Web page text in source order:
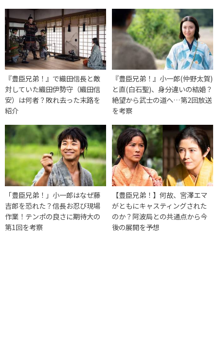
『豊臣兄弟！』で織田信長と敵
対していた織田伊勢守（織田信
安）は何者？敗れ去った末路を
紹介
『豊臣兄弟！』小一郎(仲野太賀)
と直(白石聖)、身分違いの結婚？
絶望から武士の道へ…第2回放送
を考察
「豊臣兄弟！」小一郎はなぜ藤
吉郎を恐れた？信長お忍び現場
作業！テンポの良さに期待大の
第1回を考察
【豊臣兄弟！】何故、宮澤エマ
がともにキャスティングされた
のか？阿波局との共通点から今
後の展開を予想